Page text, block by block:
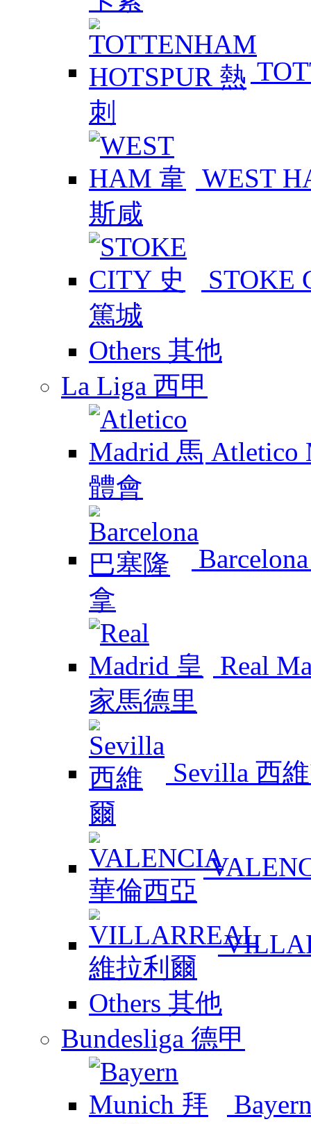
WEST
STOKE
Others 其他
La Liga 西甲
Atletico
Real
Sevilla 西
Others 其他
Bundesliga 德甲